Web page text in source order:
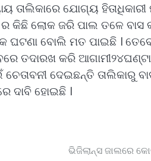
ତାଲିକାରେ ଯୋଗ୍ୟ ହିତାଧିକାରୀ
କିଛି ଲୋକ ଜରି ପାଲ ତଳେ ବାସ
ଘଟଣା ବୋଲି ମତ ପାଇଛି ।
ତଦାରଖ କରି
ଦେଇଛନ୍ତି ତାଲିକାରୁ
ଦାବି ହୋଇଛି ।
ଭିଜିଲାନ୍ସ ଜାଲରେ